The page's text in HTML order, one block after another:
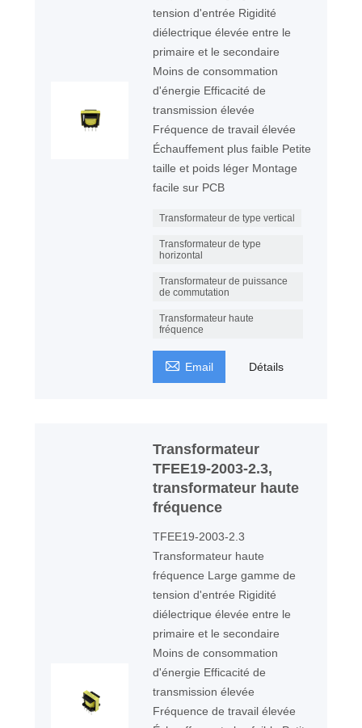
tension d'entrée Rigidité
diélectrique élevée entre le
primaire et le secondaire
Moins de consommation
d'énergie Efficacité de
transmission élevée
Fréquence de travail élevée
Échauffement plus faible Petite
taille et poids léger Montage
facile sur PCB
Transformateur de type vertical
Transformateur de type
horizontal
Transformateur de puissance
de commutation
Transformateur haute
fréquence
 Email Détails
Transformateur
TFEE19-2003-2.3,
transformateur haute
fréquence
TFEE19-2003-2.3
Transformateur haute
fréquence Large gamme de
tension d'entrée Rigidité
diélectrique élevée entre le
primaire et le secondaire
Moins de consommation
d'énergie Efficacité de
transmission élevée
Fréquence de travail élevée